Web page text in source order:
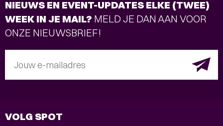
NIEUWS EN EVENT-UPDATES ELKE (TWEE)
WEEK IN JE MAIL? MELD JE DAN AAN VOOR
ONZE NIEUWSBRIEF!
Jouw e-mailadres
VOLG SPOT